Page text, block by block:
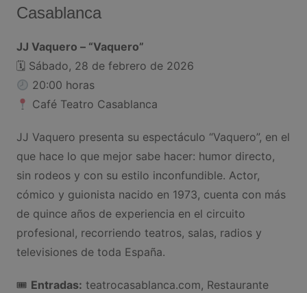
Casablanca
JJ Vaquero – “Vaquero”
🗓 Sábado, 28 de febrero de 2026
20:00 horas
Café Teatro Casablanca
JJ Vaquero presenta su espectáculo “Vaquero”, en el
que hace lo que mejor sabe hacer: humor directo,
sin rodeos y con su estilo inconfundible. Actor,
cómico y guionista nacido en 1973, cuenta con más
de quince años de experiencia en el circuito
profesional, recorriendo teatros, salas, radios y
televisiones de toda España.
🎟 Entradas: teatrocasablanca.com, Restaurante